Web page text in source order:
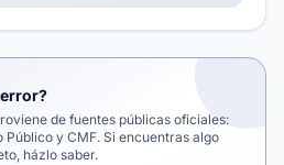
de fuentes públicas oficiales:
Público y CMF. Si encuentras algo
házlo saber.